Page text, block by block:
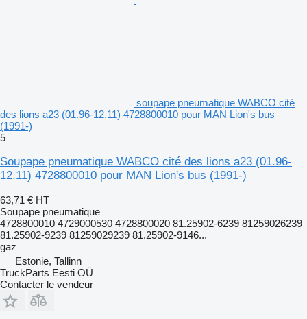
soupape pneumatique WABCO cité
des lions a23 (01.96-12.11) 4728800010 pour MAN Lion's bus
(1991-)
5
Soupape pneumatique WABCO cité des lions a23 (01.96-
12.11) 4728800010 pour MAN Lion's bus (1991-)
63,71 € HT
Soupape pneumatique
4728800010 4729000530 4728800020 81.25902-6239 81259026239
81.25902-9239 81259029239 81.25902-9146...
gaz
Estonie, Tallinn
TruckParts Eesti OÜ
Contacter le vendeur